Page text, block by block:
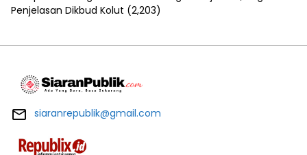
Penjelasan Dikbud Kolut (2,203)
siaranrepublik@gmail.com